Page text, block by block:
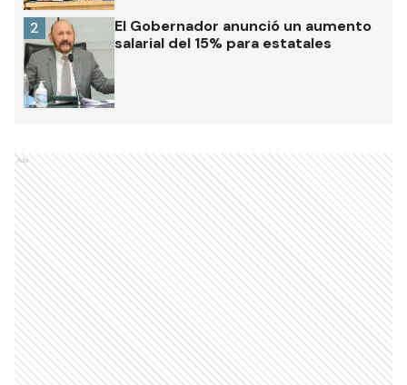
El Gobernador anunció un aumento
salarial del 15% para estatales
2
Ads